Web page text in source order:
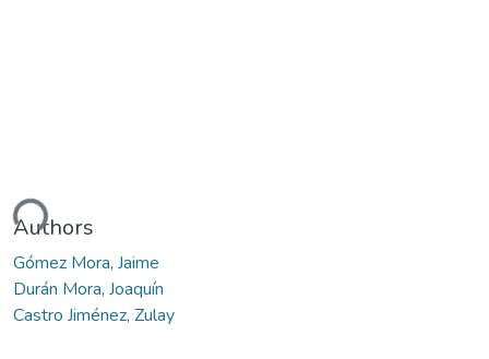
Authors
Gómez Mora, Jaime
Durán Mora, Joaquín
Castro Jiménez, Zulay